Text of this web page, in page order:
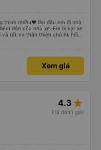
thịnh nhiều❤️ lần đầu em đi nhà
đón của nhà xe. Em bị kẹt xe
và rất vv thân thiện chứ hk hối
ở cây xăng để xe nộp nhiên
nhà xe này dùng rất chi là
như nhà xe này
Xem giá
4.3 star_rate
(18 đánh giá)